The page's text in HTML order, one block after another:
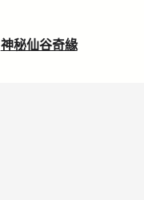
神秘仙谷奇緣